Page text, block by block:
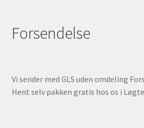
Forsendelse
Vi sender med GLS uden omdeling
Hent selv pakken gratis hos os i